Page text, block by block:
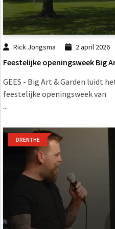
Rick Jongsma 2 april 2026
Feestelijke openingsweek Big
GEES - Big Art & Garden luidt
feestelijke openingsweek van
...
DRENTHE